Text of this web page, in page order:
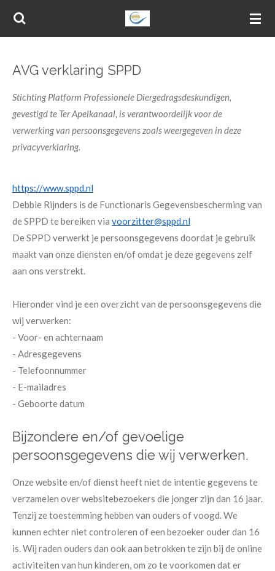
Ga
AVG verklaring SPPD
Stichting Platform Professionele Diergedragsdeskundigen,
gevestigd te Ter Apelkanaal, is verantwoordelijk voor de
verwerking van persoonsgegevens zoals weergegeven in deze
privacyverklaring.
https://www.sppd.nl
Debbie Rijnders is de Functionaris Gegevensbescherming van
de SPPD te bereiken via voorzitter@sppd.nl
De SPPD verwerkt je persoonsgegevens doordat je gebruik
maakt van onze diensten en/of omdat je deze gegevens zelf
aan ons verstrekt.
Hieronder vind je een overzicht van de persoonsgegevens die
wij verwerken:
- Voor- en achternaam
- Adresgegevens
- Telefoonnummer
- E-mailadres
- Geboorte datum
​Bijzondere en/of gevoelige
persoonsgegevens die wij verwerken.
​Onze website en/of dienst heeft niet de intentie gegevens te
verzamelen over websitebezoekers die jonger zijn dan 16 jaar.
Tenzij ze toestemming hebben van ouders of voogd. We
kunnen echter niet controleren of een bezoeker ouder dan 16
is. Wij raden ouders dan ook aan betrokken te zijn bij de online
activiteiten van hun kinderen, om zo te voorkomen dat er